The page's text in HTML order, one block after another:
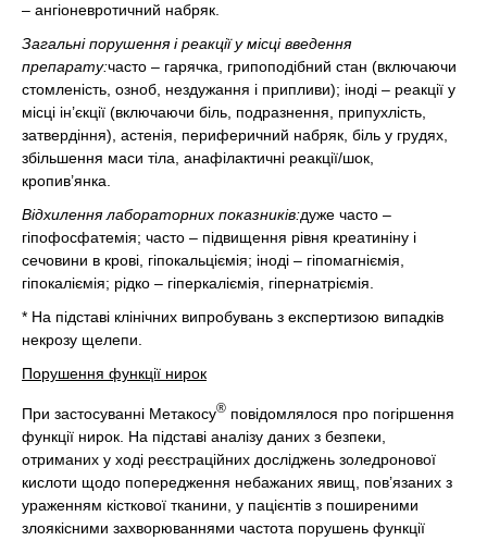
– ангіоневротичний набряк.
Загальні порушення і реакції у місці введення
препарату:часто – гарячка, грипоподібний стан (включаючи
стомленість, озноб, нездужання і припливи); іноді – реакції у
місці ін’єкції (включаючи біль, подразнення, припухлість,
затвердіння), астенія, периферичний набряк, біль у грудях,
збільшення маси тіла, анафілактичні реакції/шок,
кропив’янка.
Відхилення лабораторних показників:дуже часто –
гіпофосфатемія; часто – підвищення рівня креатиніну і
сечовини в крові, гіпокальціємія; іноді – гіпомагніємія,
гіпокаліємія; рідко – гіперкаліємія, гіпернатріємія.
* На підставі клінічних випробувань з експертизою випадків
некрозу щелепи.
Порушення функції нирок
При застосуванні Метакосу® повідомлялося про погіршення
функції нирок. На підставі аналізу даних з безпеки,
отриманих у ході реєстраційних досліджень золедронової
кислоти щодо попередження небажаних явищ, пов’язаних з
ураженням кісткової тканини, у пацієнтів з поширеними
злоякісними захворюваннями частота порушень функції